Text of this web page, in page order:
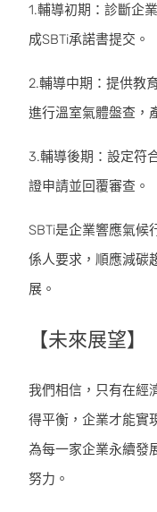
1.輔導初期：診斷企
成SBTi承諾書提交。
2.輔導中期：提供教
進行溫室氣體盤查，
3.輔導後期：設定符
證申請並回覆審查。
SBTi是企業響應氣候
係人要求，順應減碳
展。
【未來展望】
我們相信，只有在經
得平衡，企業才能實
為每一家企業永續發
努力。